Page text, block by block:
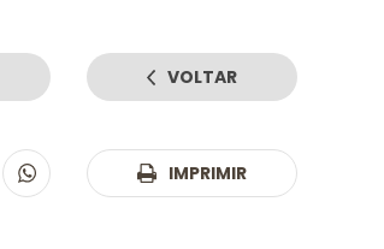
VOLTAR
IMPRIMIR